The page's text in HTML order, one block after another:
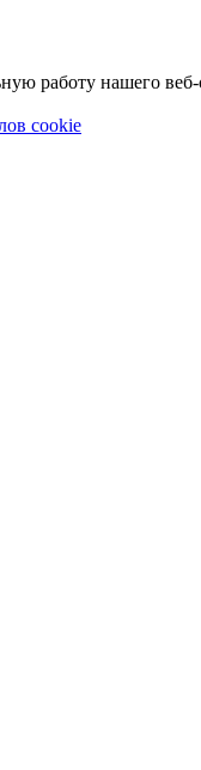
работу нашего веб-
cookie